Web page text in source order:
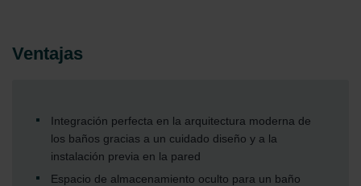
Ventajas
Integración perfecta en la arquitectura moderna de
los baños gracias a un cuidado diseño y a la
instalación previa en la pared
Espacio de almacenamiento oculto para un baño